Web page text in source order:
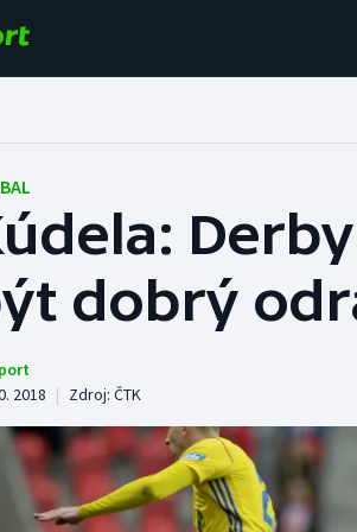
Baseball a softbal
Basketbal
Boby a skeleton
Box
dobrý
2018 | Zdroj: ČTK